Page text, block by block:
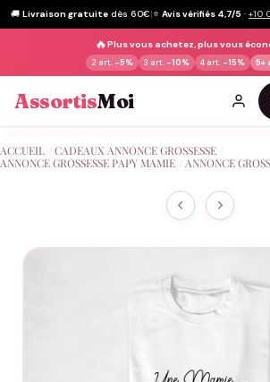
🚚 Livraison gratuite dès 60€|⭐ Avis vérifiés 4,7/5 · +10
🔥Plus vous achetez, plus vous
2 art. -5% 3 art. -10% 4 art. -15% 5+
AssortisMoi
au
ACCUEIL CADEAUX ANNONCE GROSSESSE
ANNONCE GROSSESSE PAPY MAMIE
ANNONCE